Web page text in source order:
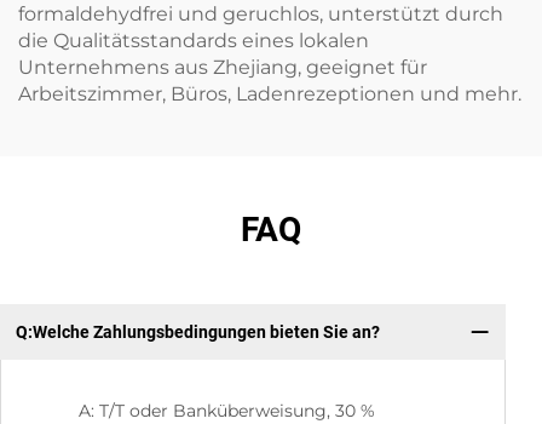
formaldehydfrei und geruchlos, unterstützt durch
die Qualitätsstandards eines lokalen
Unternehmens aus Zhejiang, geeignet für
Arbeitszimmer, Büros, Ladenrezeptionen und mehr.
FAQ
Q:Welche Zahlungsbedingungen bieten Sie an?
A: T/T oder Banküberweisung, 30 %